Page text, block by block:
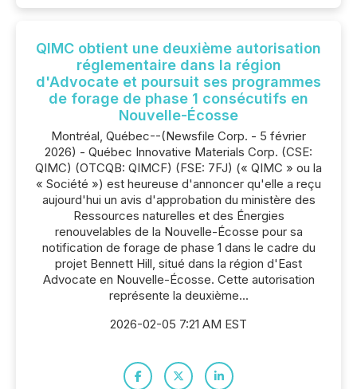
QIMC obtient une deuxième autorisation
réglementaire dans la région
d'Advocate et poursuit ses programmes
de forage de phase 1 consécutifs en
Nouvelle-Écosse
Montréal, Québec--(Newsfile Corp. - 5 février
2026) - Québec Innovative Materials Corp. (CSE:
QIMC) (OTCQB: QIMCF) (FSE: 7FJ) (« QIMC » ou la
« Société ») est heureuse d'annoncer qu'elle a reçu
aujourd'hui un avis d'approbation du ministère des
Ressources naturelles et des Énergies
renouvelables de la Nouvelle-Écosse pour sa
notification de forage de phase 1 dans le cadre du
projet Bennett Hill, situé dans la région d'East
Advocate en Nouvelle-Écosse. Cette autorisation
représente la deuxième...
2026-02-05 7:21 AM EST